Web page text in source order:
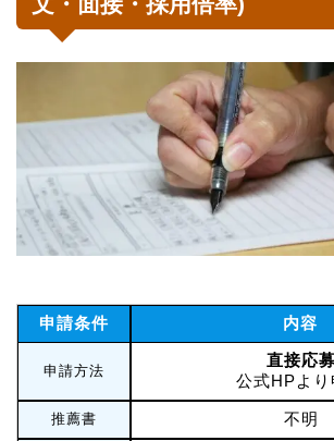
申請条件 内容
申請方法
直接応募
公式HPより
推薦書 不明